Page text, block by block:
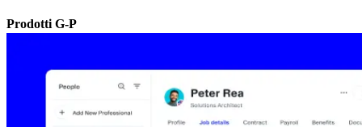
Prodotti G-P​​